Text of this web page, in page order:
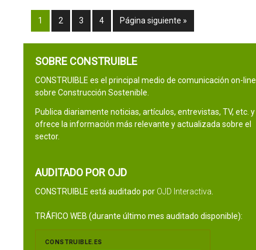
1 2 3 4 Página siguiente »
SOBRE CONSTRUIBLE
CONSTRUIBLE es el principal medio de comunicación on-line
sobre Construcción Sostenible.
Publica diariamente noticias, artículos, entrevistas, TV, etc. y
ofrece la información más relevante y actualizada sobre el
sector.
AUDITADO POR OJD
CONSTRUIBLE está auditado por OJD Interactiva
TRÁFICO WEB (durante último mes auditado disponible):